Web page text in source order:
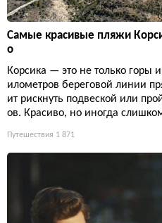
Самые красивые пляжи
о
Корсика — это не только горы
илометров береговой линии
ит рискнуть подвеской или
ов. Красиво, но иногда
Путешествия 1 871